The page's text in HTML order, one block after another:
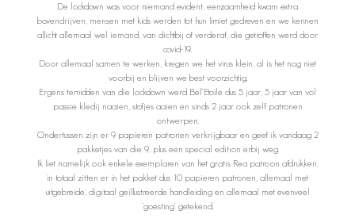
De lockdown was voor niemand evident, eenzaamheid kwam extra
bovendrijven, mensen met kids werden tot hun limiet gedreven en we kennen
allicht allemaal wel iemand, van dichtbij of verderaf, die getroffen werd door
covid-19.
Door allemaal samen te werken, kregen we het virus klein, al is het nog niet
voorbij en blijven we best voorzichtig.
Ergens temidden van die lockdown werd Bel’Etoile dus 5 jaar, 5 jaar van vol
passie kledij naaien, stofjes aaien en sinds 2 jaar ook zelf patronen
ontwerpen.
Ondertussen zijn er 9 papieren patronen verkrijgbaar en geef ik vandaag 2
pakketjes van die 9, plus een special edition erbij weg.
Ik liet namelijk ook enkele exemplaren van het gratis Rea patroon afdrukken,
in totaal zitten er in het pakket dus 10 papieren patronen, allemaal met
uitgebreide, digitaal geïllustreerde handleiding en allemaal met evenveel
‘goesting’ getekend.